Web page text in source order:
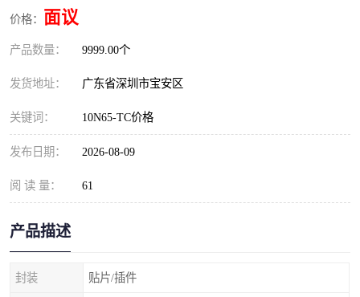
价格： 面议
产品数量： 9999.00个
发货地址： 广东省深圳市宝安区
关键词： 10N65-TC价格
发布日期： 2026-08-09
阅 读 量： 61
产品描述
封装 贴片/插件